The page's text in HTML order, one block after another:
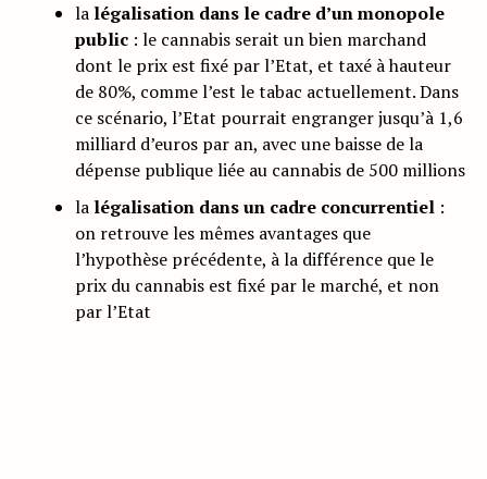
la légalisation dans le cadre d’un monopole
public: le cannabis serait un bien marchand
dont le prix est fixé par l’Etat, et taxé à hauteur
de 80%, comme l’est le tabac actuellement. Dans
ce scénario, l’Etat pourrait engranger jusqu’à 1,6
milliard d’euros par an, avec une baisse de la
dépense publique liée au cannabis de 500 millions
la légalisation dans un cadre concurrentiel:
on retrouve les mêmes avantages que
l’hypothèse précédente, à la différence que le
prix du cannabis est fixé par le marché, et non
par l’Etat